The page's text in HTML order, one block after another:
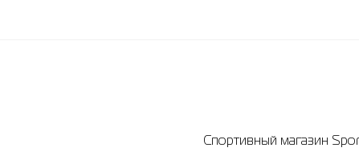
Спортивный магазин